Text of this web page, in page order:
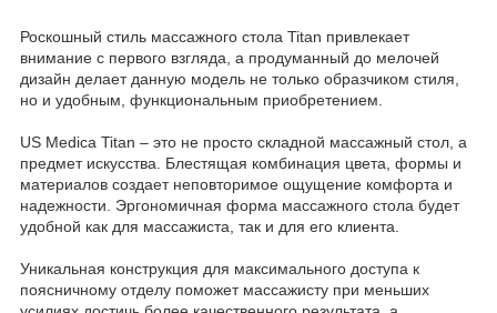
Роскошный стиль массажного стола Titan привлекает
внимание с первого взгляда, а продуманный до мелочей
дизайн делает данную модель не только образчиком стиля,
но и удобным, функциональным приобретением.
US Medica Titan – это не просто складной массажный стол, а
предмет искусства. Блестящая комбинация цвета, формы и
материалов создает неповторимое ощущение комфорта и
надежности. Эргономичная форма массажного стола будет
удобной как для массажиста, так и для его клиента.
Уникальная конструкция для максимального доступа к
поясничному отделу поможет массажисту при меньших